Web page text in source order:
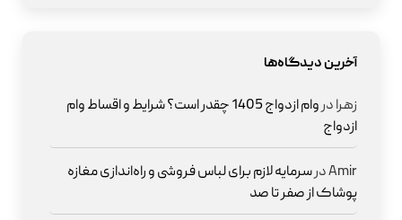
آخرین دیدگاه‌ها
زهرادر
وام ازدواج 1405 چقدر است؟ شرایط و اقساط وام
ازدواج
Amirدرسرمایه لازم برای لباس فروشی و راه‌اندازی مغازه
پوشاک از صفر تا صد